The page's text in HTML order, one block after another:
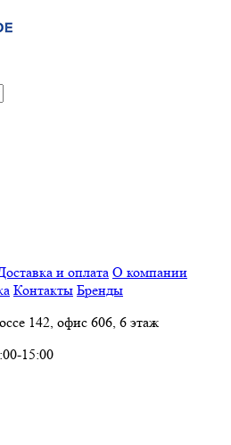
и оплата О компании
Контакты Бренды
142, офис 606, 6 этаж
15:00